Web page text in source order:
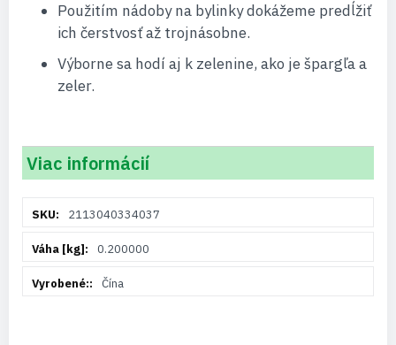
Použitím nádoby na bylinky dokážeme predĺžiť
ich čerstvosť až trojnásobne.
Výborne sa hodí aj k zelenine, ako je špargľa a
zeler.
Viac informácií
informácií2113040334037
0.200000
Čína